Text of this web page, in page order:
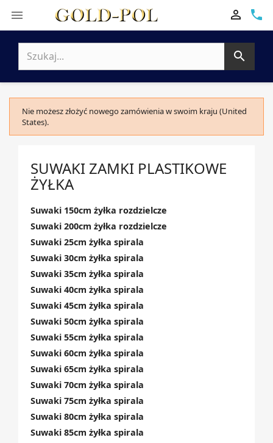
 phone


Nie możesz złożyć nowego zamówienia w swoim kraju (United
States).
SUWAKI ZAMKI PLASTIKOWE
ŻYŁKA
Suwaki 150cm żyłka rozdzielcze
Suwaki 200cm żyłka rozdzielcze
Suwaki 25cm żyłka spirala
Suwaki 30cm żyłka spirala
Suwaki 35cm żyłka spirala
Suwaki 40cm żyłka spirala
Suwaki 45cm żyłka spirala
Suwaki 50cm żyłka spirala
Suwaki 55cm żyłka spirala
Suwaki 60cm żyłka spirala
Suwaki 65cm żyłka spirala
Suwaki 70cm żyłka spirala
Suwaki 75cm żyłka spirala
Suwaki 80cm żyłka spirala
Suwaki 85cm żyłka spirala